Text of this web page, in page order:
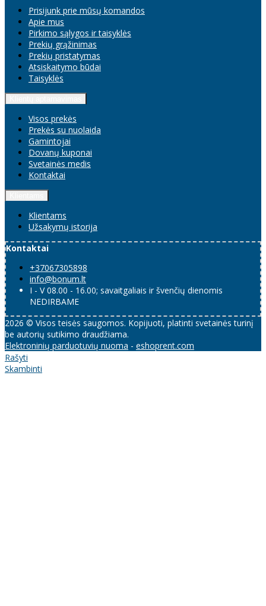
Prisijunk prie mūsų komandos
Apie mus
Pirkimo sąlygos ir taisyklės
Prekių grąžinimas
Prekių pristatymas
Atsiskaitymo būdai
Taisyklės
Visos prekės
Prekės su nuolaida
Gamintojai
Dovanų kuponai
Svetainės medis
Kontaktai
Klientams
Užsakymų istorija
Kontaktai
+37067305898
info@bonum.lt
I - V 08.00 - 16.00; savaitgaliais ir švenčių dienomis
NEDIRBAME
2026 © Visos teisės saugomos. Kopijuoti, platinti svetainės turinį
be autorių sutikimo draudžiama.
Elektroninių parduotuvių nuoma - eshoprent.com
Rašyti
Skambinti